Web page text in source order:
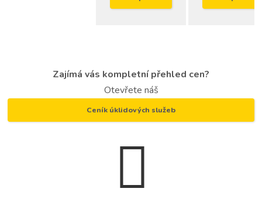
Zajímá vás kompletní přehled cen?
Otevřete náš
Ceník úklidových služeb